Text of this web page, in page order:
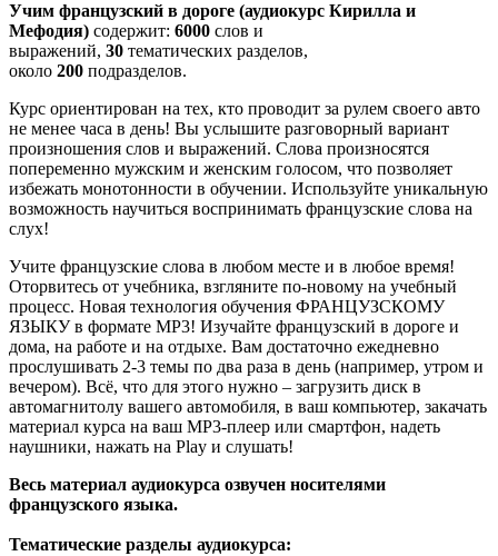
Учим французский в дороге (аудиокурс Кирилла и
Мефодия) содержит: 6000 слов и
выражений, 30 тематических разделов,
около 200 подразделов.
Курс ориентирован на тех, кто проводит за рулем своего авто
не менее часа в день! Вы услышите разговорный вариант
произношения слов и выражений. Слова произносятся
попеременно мужским и женским голосом, что позволяет
избежать монотонности в обучении. Используйте уникальную
возможность научиться воспринимать французские слова на
слух!
Учите французские слова в любом месте и в любое время!
Оторвитесь от учебника, взгляните по-новому на учебный
процесс. Новая технология обучения ФРАНЦУЗСКОМУ
ЯЗЫКУ в формате МР3! Изучайте французский в дороге и
дома, на работе и на отдыхе. Вам достаточно ежедневно
прослушивать 2-3 темы по два раза в день (например, утром и
вечером). Всё, что для этого нужно – загрузить диск в
автомагнитолу вашего автомобиля, в ваш компьютер, закачать
материал курса на ваш MP3-плеер или смартфон, надеть
наушники, нажать на Play и слушать!
Весь материал аудиокурса озвучен носителями
французского языка.
Тематические разделы аудиокурса: